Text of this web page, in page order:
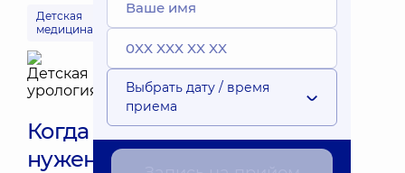
Детская
медицина
Когда
нужен
Выбрать дату / время
приема